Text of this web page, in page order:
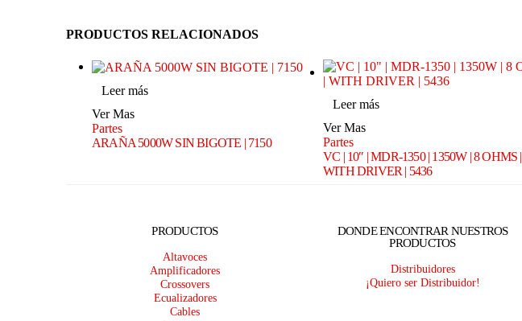
PRODUCTOS RELACIONADOS
Leer más
Ver Mas
Partes
ARAÑA 5000W SIN BIGOTE | 7150
Leer más
Ver Mas
Partes
VC | 10″ | MDR-1350 | 1350W | 8 OHMS |
WITH DRIVER | 5436
PRODUCTOS
Altavoces
Amplificadores
Crossovers
Ecualizadores
Cables
DONDE ENCONTRAR NUESTROS
PRODUCTOS
Distribuidores
¡Quiero ser Distribuidor!